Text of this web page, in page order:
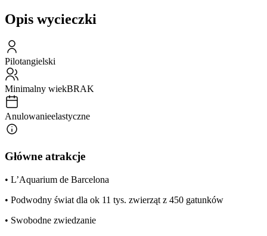
Opis wycieczki
Pilotangielski
Minimalny wiekBRAK
Anulowanieelastyczne
Główne atrakcje
• L’Aquarium de Barcelona
• Podwodny świat dla ok 11 tys. zwierząt z 450 gatunków
• Swobodne zwiedzanie